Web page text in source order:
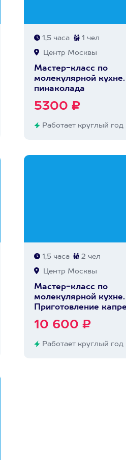
1,5 часа 1 чел
Центр Москвы
Мастер-класс по
молекулярной
пинаколада
5300 ₽
Работает круглый год
1,5 часа 2 чел
Центр Москвы
Мастер-класс по
молекулярной кухне.
Приготовление
10 600 ₽
Работает круглый год